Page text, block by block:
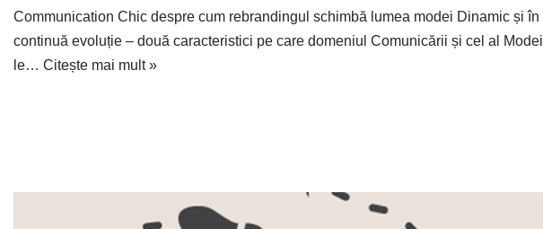
Communication Chic despre cum rebrandingul schimbă lumea modei Dinamic și în
continuă evoluție – două caracteristici pe care domeniul Comunicării și cel al Modei
le… Citește mai mult »